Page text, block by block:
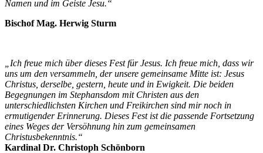
Namen und im Geiste Jesu.“
Bischof Mag. Herwig Sturm
„Ich freue mich über dieses Fest für Jesus. Ich freue mich, dass wir
uns um den versammeln, der unsere gemeinsame Mitte ist: Jesus
Christus, derselbe, gestern, heute und in Ewigkeit. Die beiden
Begegnungen im Stephansdom mit Christen aus den
unterschiedlichsten Kirchen und Freikirchen sind mir noch in
ermutigender Erinnerung. Dieses Fest ist die passende Fortsetzung
eines Weges der Versöhnung hin zum gemeinsamen
Christusbekenntnis.“
Kardinal Dr. Christoph Schönborn